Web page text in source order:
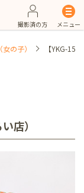
撮影済の方 メニュー
の子） 【YKG-
店）